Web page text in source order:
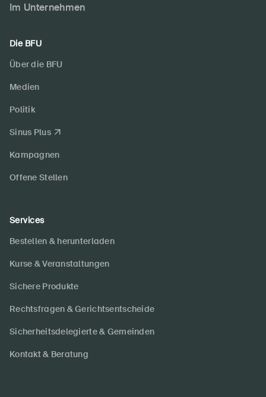
Im Unternehmen
Die BFU
Über die BFU
Medien
Politik
Sinus Plus
Kampagnen
Offene Stellen
Services
Bestellen & herunterladen
Kurse & Veranstaltungen
Sichere Produkte
Rechtsfragen & Gerichtsentscheide
Sicherheitsdelegierte & Gemeinden
Kontakt & Beratung